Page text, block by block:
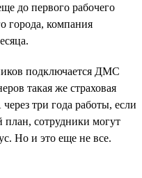
до первого рабочего
города, компания
подключается ДМС
такая же страховая
три года работы, если
сотрудники могут
Но и это еще не все.